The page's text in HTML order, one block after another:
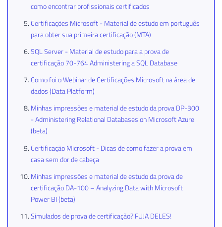
como encontrar profissionais certificados
Certificações Microsoft - Material de estudo em português
para obter sua primeira certificação (MTA)
SQL Server - Material de estudo para a prova de
certificação 70-764 Administering a SQL Database
Como foi o Webinar de Certificações Microsoft na área de
dados (Data Platform)
Minhas impressões e material de estudo da prova DP-300
- Administering Relational Databases on Microsoft Azure
(beta)
Certificação Microsoft - Dicas de como fazer a prova em
casa sem dor de cabeça
Minhas impressões e material de estudo da prova de
certificação DA-100 – Analyzing Data with Microsoft
Power BI (beta)
Simulados de prova de certificação? FUJA DELES!